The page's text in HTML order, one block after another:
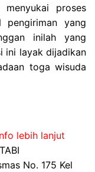
proses
yang
inilah yang
ini layak dijadikan
toga wisuda
lebih lanjut
No. 175 Kel